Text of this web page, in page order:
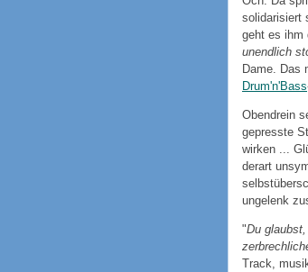
solidarisiert
geht es ihm
unendlich
Dame. Das
Drum'n'Bass
Obendrein
gepresste
wirken ...
derart
ungelenk
"Du
Track,